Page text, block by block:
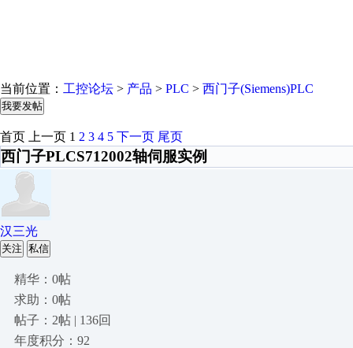
当前位置： 工控论坛 > 产品 > PLC > 西门子(Siemens)PLC
我要发帖
首页 上一页 1 2 3 4 5 下一页 尾页
西门子PLCS712002轴伺服实例
汉三光
关注 私信
精华：0帖
求助：0帖
帖子：2帖 | 136回
年度积分：92